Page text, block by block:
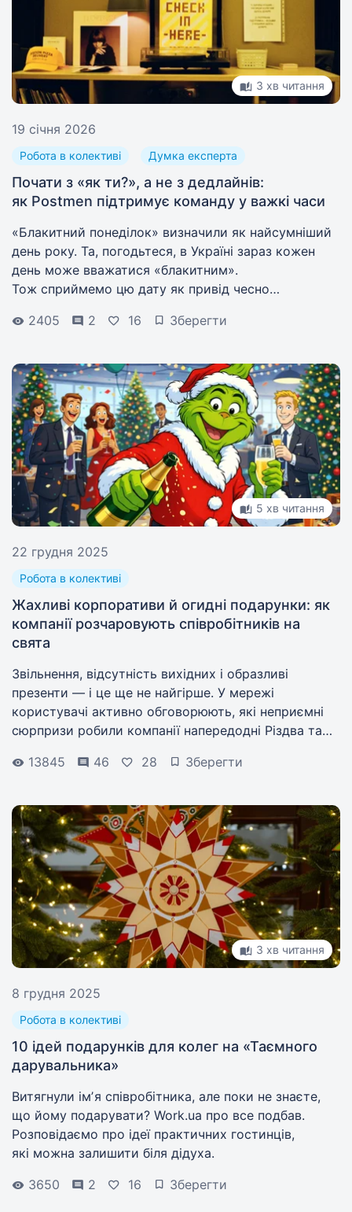
3 хв читання
19 січня 2026
Робота в колективі Думка експерта
Почати з «як ти?», а не з дедлайнів:
як Postmen підтримує команду у важкі часи
«Блакитний понеділок» визначили як найсумніший
день року. Та, погодьтеся, в Україні зараз кожен
день може вважатися «блакитним».
Тож сприймемо цю дату як привід чесно
що реально працює.
2405 2 16 Зберегти
5 хв читання
22 грудня 2025
Робота в колективі
Жахливі корпоративи й огидні подарунки: як
компанії розчаровують співробітників на
свята
Звільнення, відсутність вихідних і образливі
презенти — і це ще не найгірше. У мережі
користувачі активно обговорюють, які неприємні
сюрпризи робили компанії напередодні Різдва та
13845
46 28 Зберегти
3 хв читання
8 грудня 2025
Робота в колективі
10 ідей подарунків для колег на «Таємного
дарувальника»
Витягнули імʼя співробітника, але поки не знаєте,
що йому подарувати? Work.ua про все подбав.
Розповідаємо про ідеї практичних гостинців,
які можна залишити біля дідуха.
3650
2 16 Зберегти